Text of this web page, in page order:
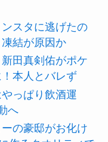
スタに逃げたの
結が原因か
田真剣佑がポケ
本人とバレず
っぱり飲酒運
へ
の豪邸がお化け